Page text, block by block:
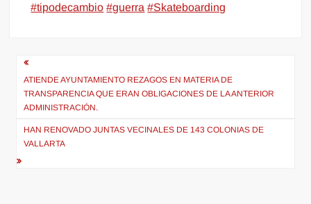
#tipodecambio #guerra #Skateboarding
Navegación
de
entradas
ATIENDE AYUNTAMIENTO REZAGOS EN MATERIA DE
TRANSPARENCIA QUE ERAN OBLIGACIONES DE LA ANTERIOR
ADMINISTRACIÓN.
HAN RENOVADO JUNTAS VECINALES DE 143 COLONIAS DE
VALLARTA